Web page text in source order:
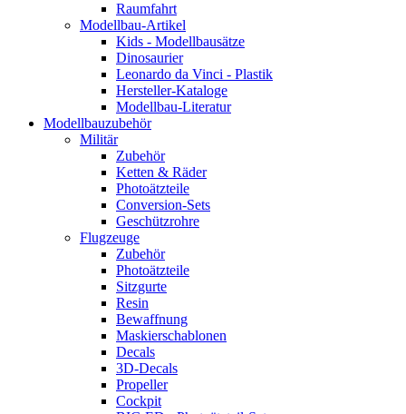
Raumfahrt
Modellbau-Artikel
Kids - Modellbausätze
Dinosaurier
Leonardo da Vinci - Plastik
Hersteller-Kataloge
Modellbau-Literatur
Modellbauzubehör
Militär
Zubehör
Ketten & Räder
Photoätzteile
Conversion-Sets
Geschützrohre
Flugzeuge
Zubehör
Photoätzteile
Sitzgurte
Resin
Bewaffnung
Maskierschablonen
Decals
3D-Decals
Propeller
Cockpit